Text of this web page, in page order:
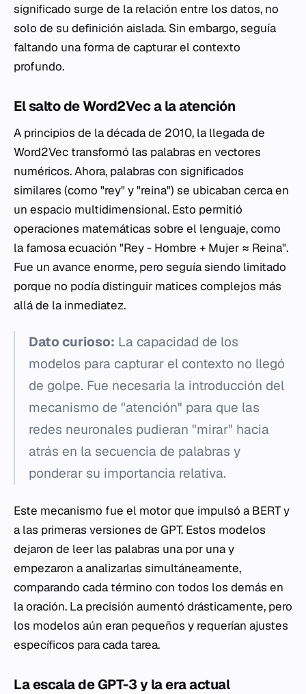
significado surge de la relación entre los datos, no
solo de su definición aislada. Sin embargo, seguía
faltando una forma de capturar el contexto
profundo.
El salto de Word2Vec a la atención
A principios de la década de 2010, la llegada de
Word2Vec transformó las palabras en vectores
numéricos. Ahora, palabras con significados
similares (como "rey" y "reina") se ubicaban cerca en
un espacio multidimensional. Esto permitió
operaciones matemáticas sobre el lenguaje, como
la famosa ecuación "Rey - Hombre + Mujer ≈ Reina".
Fue un avance enorme, pero seguía siendo limitado
porque no podía distinguir matices complejos más
allá de la inmediatez.
Dato curioso: La capacidad de los
modelos para capturar el contexto no llegó
de golpe. Fue necesaria la introducción del
mecanismo de "atención" para que las
redes neuronales pudieran "mirar" hacia
atrás en la secuencia de palabras y
ponderar su importancia relativa.
Este mecanismo fue el motor que impulsó a BERT y
a las primeras versiones de GPT. Estos modelos
dejaron de leer las palabras una por una y
empezaron a analizarlas simultáneamente,
comparando cada término con todos los demás en
la oración. La precisión aumentó drásticamente, pero
los modelos aún eran pequeños y requerían ajustes
específicos para cada tarea.
La escala de GPT-3 y la era actual